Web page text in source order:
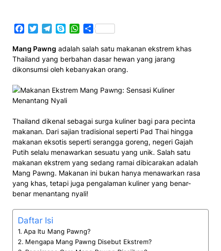
Facebook
TwitterTelegram
SkypeWhatsApp
Share
Mang Pawng adalah salah satu makanan ekstrem khas
Thailand yang berbahan dasar hewan yang jarang
dikonsumsi oleh kebanyakan orang.
Thailand dikenal sebagai surga kuliner bagi para pecinta
makanan. Dari sajian tradisional seperti Pad Thai hingga
makanan eksotis seperti serangga goreng, negeri Gajah
Putih selalu menawarkan sesuatu yang unik. Salah satu
makanan ekstrem yang sedang ramai dibicarakan adalah
Mang Pawng. Makanan ini bukan hanya menawarkan rasa
yang khas, tetapi juga pengalaman kuliner yang benar-
benar menantang nyali!
Daftar Isi
Apa Itu Mang Pawng?
Mengapa Mang Pawng Disebut Ekstrem?